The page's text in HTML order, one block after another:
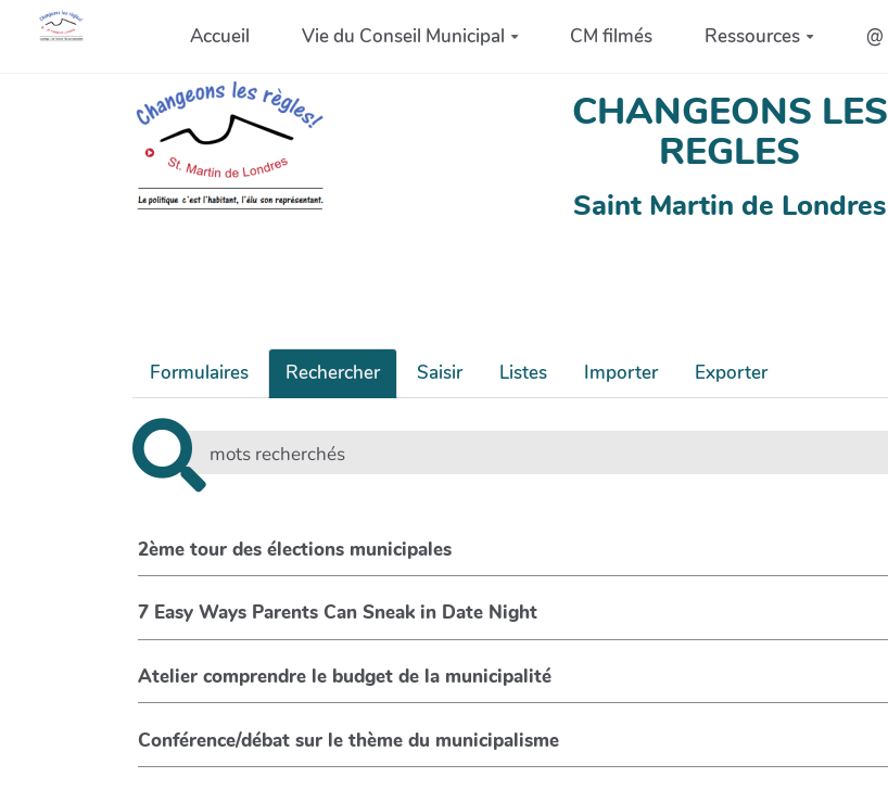
Accueil Vie du Conseil Municipal CM filmés Ressources @
CHANGEONS LES
REGLES
Saint Martin de Londres
Formulaires Rechercher Saisir Listes Importer Exporter
2ème tour des élections municipales
7 Easy Ways Parents Can Sneak in Date Night
Atelier comprendre le budget de la municipalité
Conférence/débat sur le thème du municipalisme